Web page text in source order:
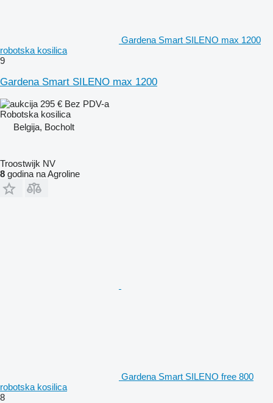
Gardena Smart SILENO max 1200
robotska kosilica
9
Gardena Smart SILENO max 1200
295 € Bez PDV-a
Robotska kosilica
Belgija, Bocholt
Troostwijk NV
8 godina na Agroline
Gardena Smart SILENO free 800
robotska kosilica
8